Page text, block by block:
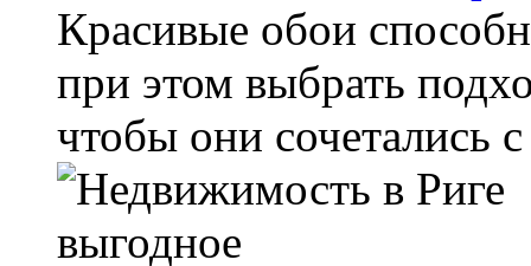
Красивые обои
при этом выбрать
чтобы они сочетались